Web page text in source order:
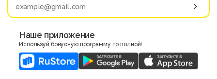
Имя
E-mail
Наше приложение
Используй бонусную программу по полной!